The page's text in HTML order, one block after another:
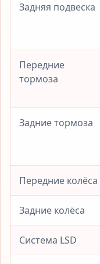
Задняя подвеска
Передние
тормоза
Задние тормоза
Передние колёса
Задние колёса
Система LSD